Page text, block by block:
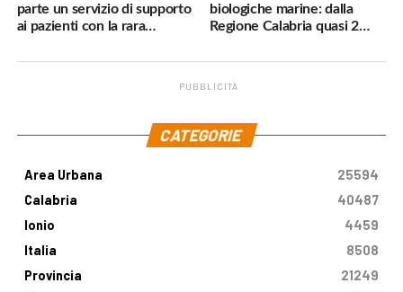
parte un servizio di supporto
ai pazienti con la rara
biologiche marine: dalla
Regione Calabria quasi 2
PUBBLICITÀ
CATEGORIE
Area Urbana
25594
Calabria
40487
Ionio
4459
Italia
8508
Provincia
21249